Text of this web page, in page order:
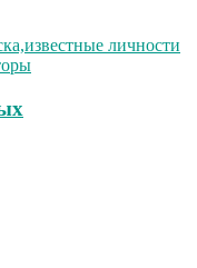
личности